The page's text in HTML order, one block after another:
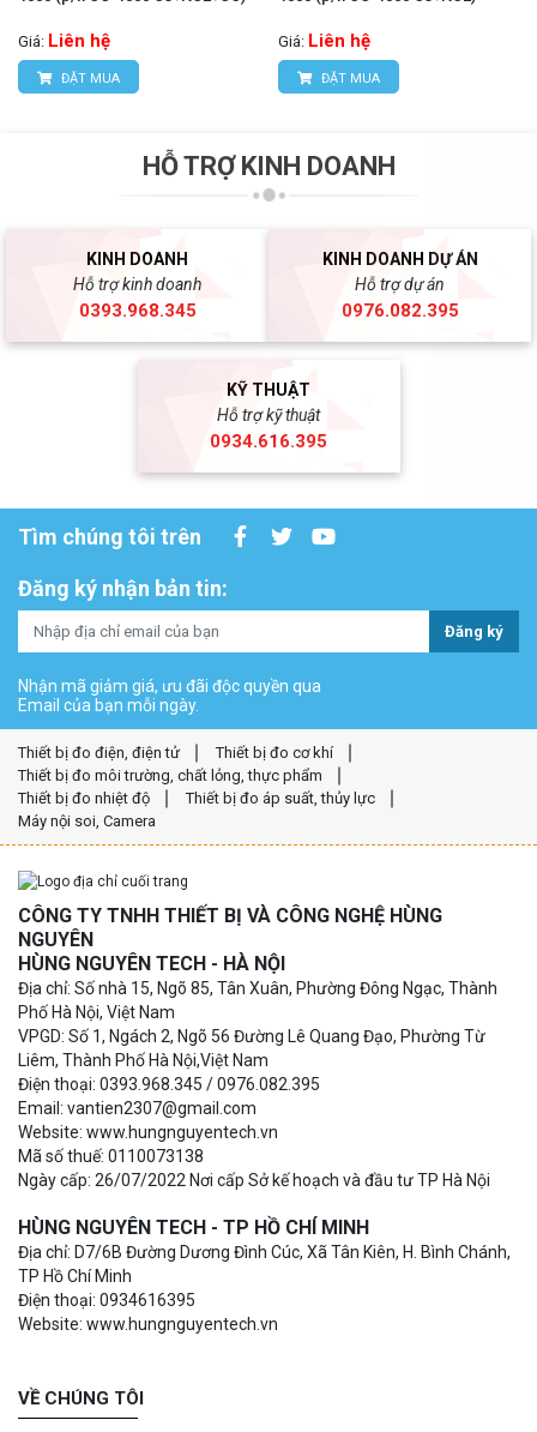
Giá: Liên hệ
ĐẶT MUA
Giá: Liên hệ
ĐẶT MUA
HỖ TRỢ KINH DOANH
KINH DOANH
Hỗ trợ kinh doanh
0393.968.345
KINH DOANH DỰ ÁN
Hỗ trợ dự án
0976.082.395
KỸ THUẬT
Hỗ trợ kỹ thuật
0934.616.395
Tìm chúng tôi trên
Đăng ký nhận bản tin:
Đăng ký
Nhận mã giảm giá, ưu đãi độc quyền qua
Email của bạn mỗi ngày.
Thiết bị đo điện, điện tử
Thiết bị đo cơ khí
Thiết bị đo môi trường, chất lỏng, thực phẩm
Thiết bị đo nhiệt độ
Thiết bị đo áp suất, thủy lực
Máy nội soi, Camera
CÔNG TY TNHH THIẾT BỊ VÀ CÔNG NGHỆ HÙNG
NGUYÊN
HÙNG NGUYÊN TECH - HÀ NỘI
Địa chỉ: Số nhà 15, Ngõ 85, Tân Xuân, Phường Đông Ngạc, Thành
Phố Hà Nội, Việt Nam
VPGD: Số 1, Ngách 2, Ngõ 56 Đường Lê Quang Đạo, Phường Từ
Liêm, Thành Phố Hà Nội,Việt Nam
Điện thoại: 0393.968.345 / 0976.082.395
Email: vantien2307@gmail.com
Website: www.hungnguyentech.vn
Mã số thuế: 0110073138
Ngày cấp: 26/07/2022 Nơi cấp Sở kế hoạch và đầu tư TP Hà Nội
HÙNG NGUYÊN TECH - TP HỒ CHÍ MINH
Địa chỉ: D7/6B Đường Dương Đình Cúc, Xã Tân Kiên, H. Bình Chánh,
TP Hồ Chí Minh
Điện thoại: 0934616395
Website: www.hungnguyentech.vn
VỀ CHÚNG TÔI